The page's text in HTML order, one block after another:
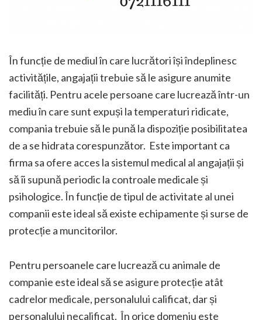
În funcție de mediul în care lucrători își îndeplinesc
activitățile, angajații trebuie să le asigure anumite
facilități. Pentru acele persoane care lucrează într-un
mediu în care sunt expuși la temperaturi ridicate,
compania trebuie să le pună la dispoziție posibilitatea
de a se hidrata corespunzător. Este important ca
firma sa ofere acces la sistemul medical al angajații și
să îi supună periodic la controale medicale și
psihologice. În funcție de tipul de activitate al unei
companii este ideal să existe echipamente și surse de
protecție a muncitorilor.
Pentru persoanele care lucrează cu animale de
companie este ideal să se asigure protecție atât
cadrelor medicale, personalului calificat, dar și
personalului necalificat. În orice domeniu este